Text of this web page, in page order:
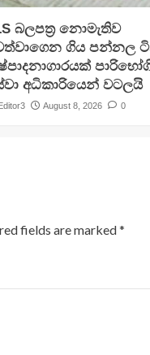
බලපත්‍ර නොමැතිව
ගිය පන්නල
අධිකාරියෙන් වටලයි
Editor3 August 8, 2026 0
fields are marked*